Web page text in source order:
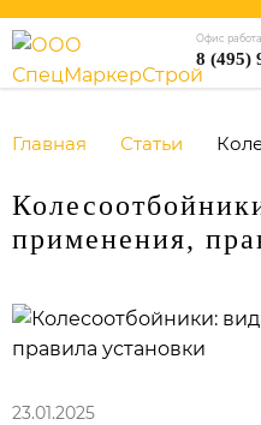
Офис
8 (495)
Главная Статьи
применения,
23.01.2025